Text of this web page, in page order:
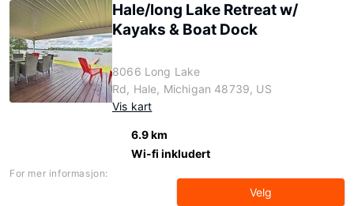
Hale/long Lake Retreat w/
Kayaks & Boat Dock
8066 Long Lake
Rd, Hale, Michigan 48739, US
Vis kart
6.9 km
Wi-fi inkludert
For mer informasjon:
Velg